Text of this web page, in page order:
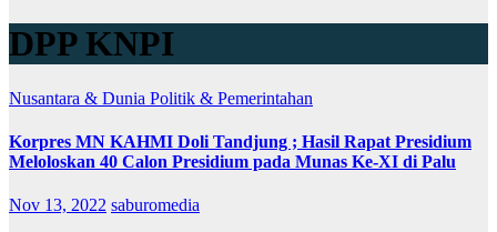
DPP KNPI
Nusantara & Dunia Politik & Pemerintahan
Korpres MN KAHMI Doli Tandjung ; Hasil Rapat Presidium
Meloloskan 40 Calon Presidium pada Munas Ke-XI di Palu
Nov 13, 2022 saburomedia